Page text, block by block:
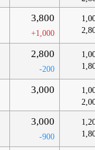
3,800
+1,000
2,800
-200
3,000
3,000
-900